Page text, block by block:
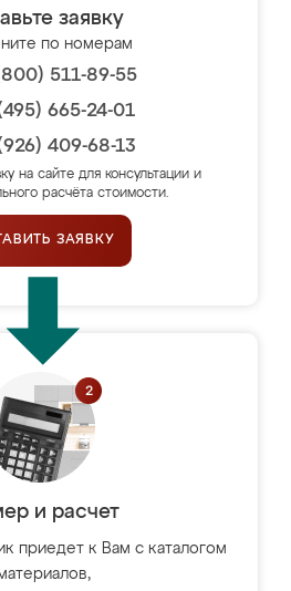
заявку
по номерам
511-89-55
665-24-01
409-68-13
на сайте для консультации и
расчёта стоимости.
ЗАЯВКУ
и расчет
приедет к Вам с каталогом